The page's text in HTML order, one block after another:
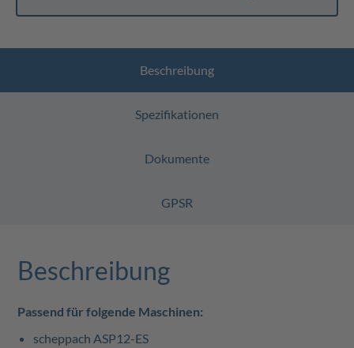
Beschreibung
Spezifikationen
Dokumente
GPSR
Beschreibung
Passend für folgende Maschinen:
scheppach ASP12-ES